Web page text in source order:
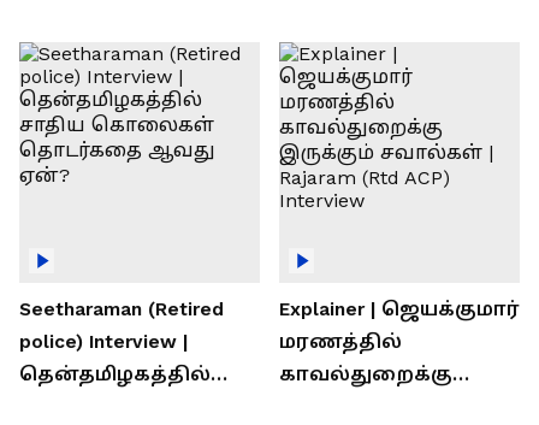
தலைவரை மடக்கி
பிடித்த மனைவி
காவல்துறை? / Rajaram
Rtd ACP Interview
Seetharaman (Retired
police) Interview |
தென்தமிழகத்தில்
Explainer | ஜெயக்குமார்
மரணத்தில்
காவல்துறைக்கு